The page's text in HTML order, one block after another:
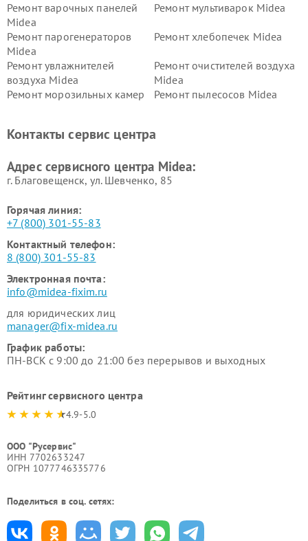
Ремонт варочных панелей
Midea
Ремонт мультиварок Midea
Ремонт парогенераторов
Midea
Ремонт хлебопечек Midea
Ремонт увлажнителей
воздуха Midea
Ремонт очистителей воздуха
Midea
Ремонт морозильных камер
Ремонт пылесосов Midea
пылесосов Midea
Midea
Контакты сервис центра
Адрес сервисного центра Midea:
г. Благовещенск, ул. Шевченко, 85
Горячая линия:
+7 (800) 301-55-83
Контактный телефон:
8 (800) 301-55-83
Электронная почта:
info@midea-fixim.ru
для юридических лиц
manager@fix-midea.ru
График работы:
ПН-ВСК с 9:00 до 21:00 без перерывов и выходных
Рейтинг сервисного центра
4.9-5.0
ООО "Русервис"
ИНН 7702633247
ОГРН 1077746335776
Поделиться в соц. сетях: